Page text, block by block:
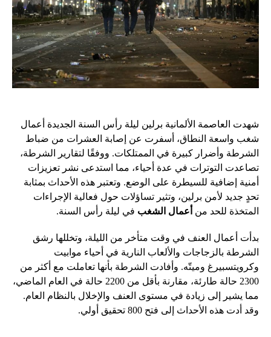
شهدت العاصمة الألمانية برلين ليلة رأس السنة الجديدة أعمال
شغب واسعة النطاق، أسفرت عن إصابة العشرات من ضباط
الشرطة وأضرار كبيرة في الممتلكات. ووفقًا لتقارير الشرطة،
تصاعدت التوترات في عدة أحياء، مما استدعى نشر تعزيزات
أمنية إضافية للسيطرة على الوضع. وتعتبر هذه الأحداث بمثابة
تحدٍ جديد لأمن برلين، وتثير تساؤلات حول فعالية الإجراءات
المتخذة للحد من أعمال الشغب في ليلة رأس السنة.
بدأت أعمال العنف في وقت متأخر من الليلة، وتخللها رشق
الشرطة بالزجاجات والألعاب النارية في أحياء موابيت
وكرويتسبيرغ وميتّه. وأفادت الشرطة بأنها تعاملت مع أكثر من
2300 حالة طارئة، مقارنة بأقل من 2200 حالة في العام الماضي،
مما يشير إلى زيادة في مستوى العنف والإخلال بالنظام العام.
وقد أدت هذه الأحداث إلى فتح 800 تحقيق أولي.